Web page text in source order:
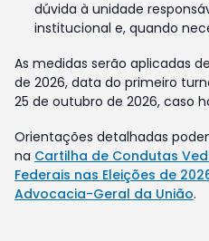
dúvida à unidade
institucional e, quando
As medidas serão aplicadas
de 2026, data do primeiro
25 de outubro de 2026, caso
Orientações detalhadas
na Cartilha de Condutas
Federais nas Eleições de
Advocacia-Geral da União.